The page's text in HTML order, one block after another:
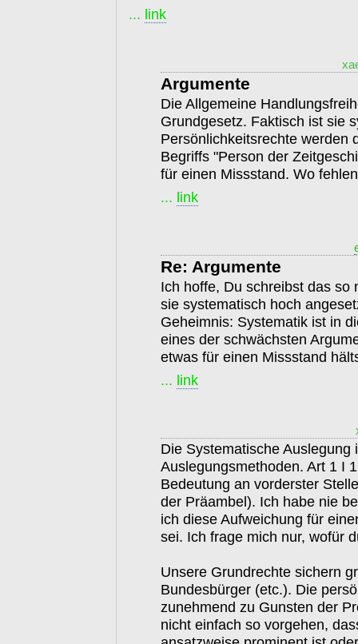
... link
Argumente
Die Allgemeine
Grundgesetz. Faktisch ist sie
Persönlichkeitsrechte werden
Begriffs "Person der
für einen Missstand. Wo
... link
Re: Argumente
Ich hoffe, Du schreibst das so
sie systematisch hoch
Geheimnis: Systematik ist in
eines der schwächsten
etwas für einen Missstand
... link
Die Systematische
Auslegungsmethoden. Art 1 I
Bedeutung an vorderster
der Präambel). Ich habe nie
ich diese Aufweichung für
sei. Ich frage mich nur, wofür
Unsere Grundrechte sichern
Bundesbürger (etc.). Die
zunehmend zu Gunsten der
nicht einfach so vorgehen,